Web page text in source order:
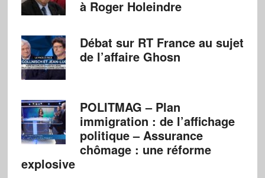
à Roger Holeindre
Débat sur RT France au sujet
de l’affaire Ghosn
POLITMAG – Plan
immigration : de l’affichage
politique – Assurance
chômage : une réforme
explosive